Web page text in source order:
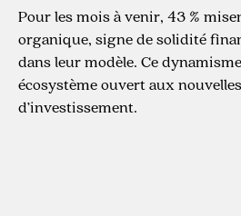
Pour les mois à venir, 43 %
organique, signe de solidité
dans leur modèle. Ce
écosystème ouvert aux
d’investissement.